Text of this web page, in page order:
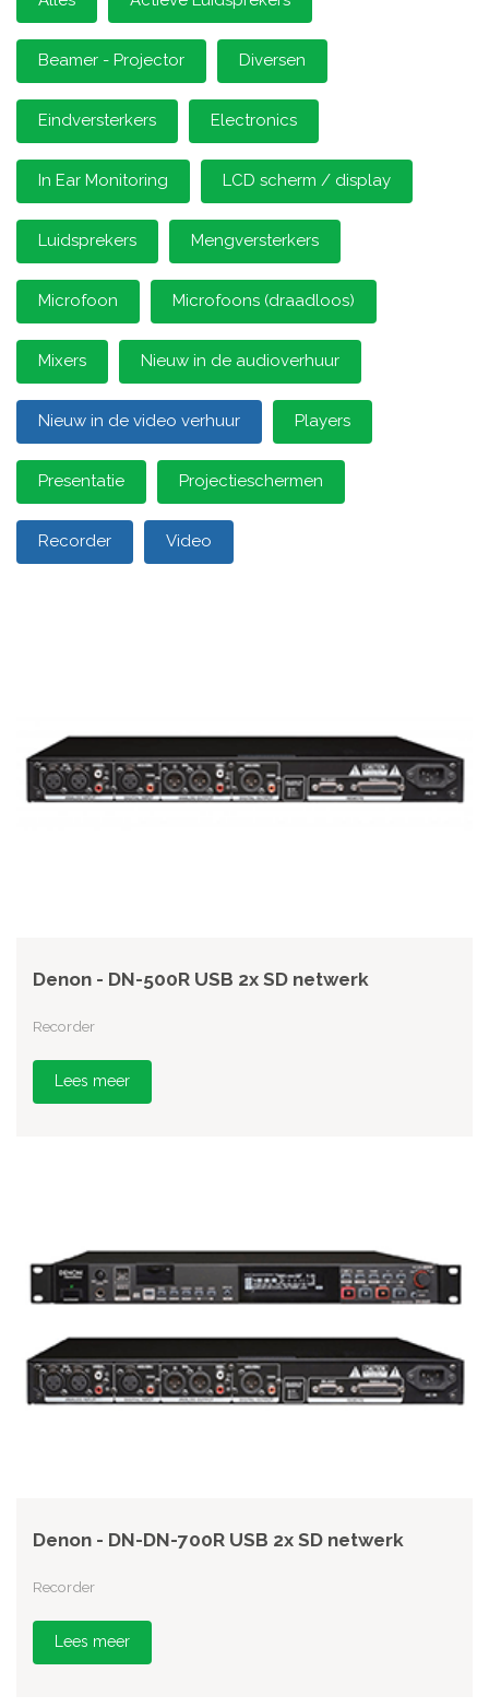
Beamer - Projector Diversen
Eindversterkers Electronics
In Ear Monitoring LCD scherm / display
Luidsprekers Mengversterkers
Microfoon Microfoons (draadloos)
Mixers Nieuw in de audioverhuur
Nieuw in de video verhuur Players
Presentatie Projectieschermen
Recorder Video
Denon - DN-500R USB 2x SD netwerk
Recorder
Lees meer
Denon - DN-DN-700R USB 2x SD netwerk
Recorder
Lees meer